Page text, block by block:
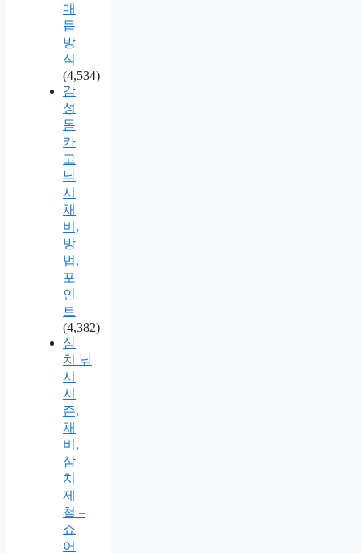
매
듭
방
식
(4,534)
감
성
돔
카
고
낚
시
채
비,
방
법,
포
인
트
(4,382)
삼
치 낚
시
시
즌,
채
비,
삼
치
제
철 –
쇼
어